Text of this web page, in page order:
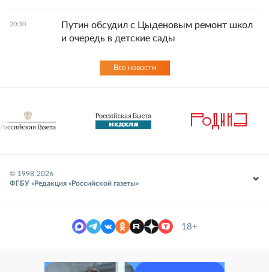
20:30
Путин обсудил с Цыденовым ремонт школ
и очередь в детские сады
Все новости
© 1998-2026
ФГБУ «Редакция «Российской газеты»
18+